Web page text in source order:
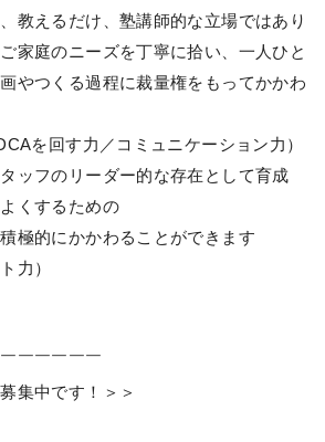
教えるだけ、塾講師的な立場ではあり
家庭のニーズを丁寧に拾い、一人ひと
やつくる過程に裁量権をもってかかわ
を回す力／コミュニケーション力）
ッフのリーダー的な存在として育成
くするための
極的にかかわることができます
力）
￣￣￣￣￣
集中です！＞＞